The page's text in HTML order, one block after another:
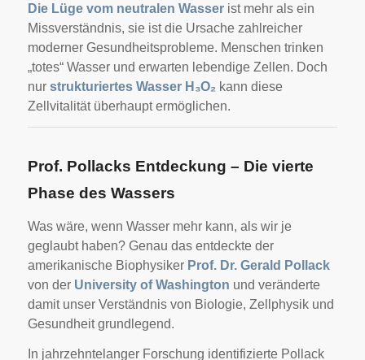
Die Lüge vom neutralen Wasserist mehr als ein
Missverständnis, sie ist die Ursache zahlreicher
moderner Gesundheitsprobleme. Menschen trinken
„totes“ Wasser und erwarten lebendige Zellen. Doch
nur strukturiertes Wasser H₃O₂ kann diese
Zellvitalität überhaupt ermöglichen.
Prof. Pollacks Entdeckung – Die vierte
Phase des Wassers
Was wäre, wenn Wasser mehr kann, als wir je
geglaubt haben? Genau das entdeckte der
amerikanische Biophysiker Prof. Dr. Gerald Pollack
von der University of Washington und veränderte
damit unser Verständnis von Biologie, Zellphysik und
Gesundheit grundlegend.
In jahrzehntelanger Forschung identifizierte Pollack